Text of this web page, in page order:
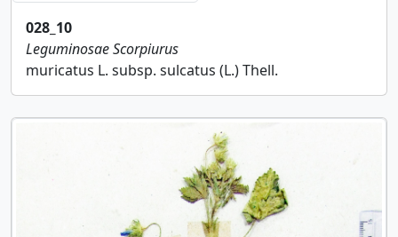
028_10
LeguminosaeScorpiurus
muricatus L. subsp. sulcatus (L.) Thell.